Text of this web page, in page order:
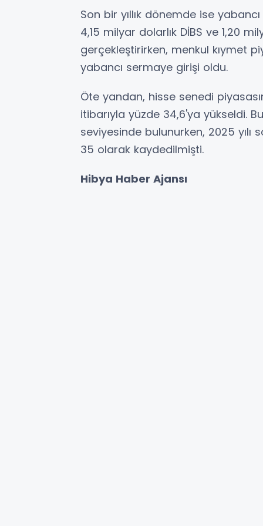
Son bir yıllık dönemde ise
4,15 milyar dolarlık DİBS ve 1,20
gerçekleştirirken, menkul kıymet
yabancı sermaye girişi oldu.
Öte yandan, hisse senedi
itibarıyla yüzde 34,6'ya yükseldi.
seviyesinde bulunurken, 2025 yılı
35 olarak kaydedilmişti.
Hibya Haber Ajansı